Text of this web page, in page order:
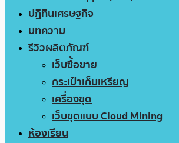
ปฏิทินเศรษฐกิจ
บทความ
รีวิวผลิตภัณฑ์
เว็บซื้อขาย
กระเป๋าเก็บเหรียญ
เครื่องขุด
เว็บขุดแบบ Cloud Mining
ห้องเรียน